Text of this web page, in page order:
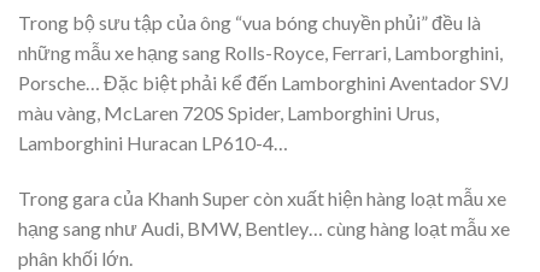
Trong bộ sưu tập của ông “vua bóng chuyền phủi” đều là
những mẫu xe hạng sang Rolls-Royce, Ferrari, Lamborghini,
Porsche… Đặc biệt phải kể đến Lamborghini Aventador SVJ
màu vàng, McLaren 720S Spider, Lamborghini Urus,
Lamborghini Huracan LP610-4…
Trong gara của Khanh Super còn xuất hiện hàng loạt mẫu xe
hạng sang như Audi, BMW, Bentley… cùng hàng loạt mẫu xe
phân khối lớn.